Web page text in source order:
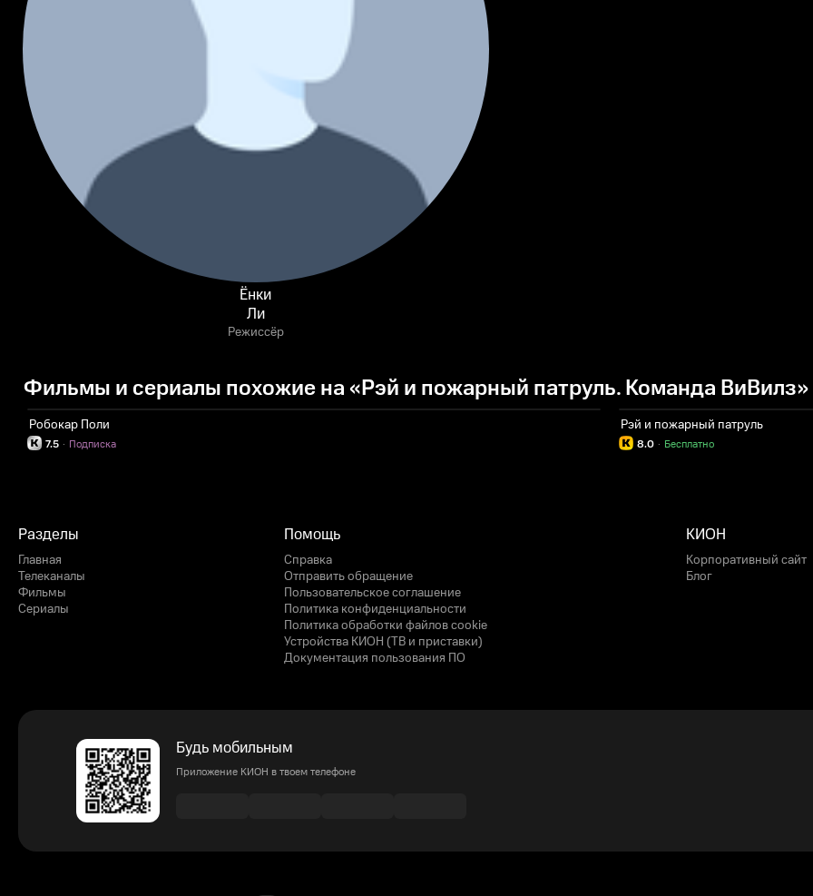
Ёнки
Ли
Режиссёр
Фильмы и сериалы похожие на «Рэй и пожарный патруль. Команда ВиВилз»
Робокар Поли
7.5 Подписка
·
Рэй и пожарный патруль
8.0 Бесплатно
·
Разделы
Главная
Телеканалы
Фильмы
Сериалы
Помощь
Справка
Отправить обращение
Пользовательское соглашение
Политика конфиденциальности
Политика обработки файлов cookie
Устройства КИОН (ТВ и приставки)
Документация пользования ПО
КИОН
Корпоративный сайт
Блог
Будь мобильным
Приложение КИОН в твоем телефоне